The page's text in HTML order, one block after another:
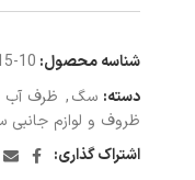
شناسه محصول: 10
دسته: سگ, ظرف
ظروف و لوازم
اشتراک گذاری: